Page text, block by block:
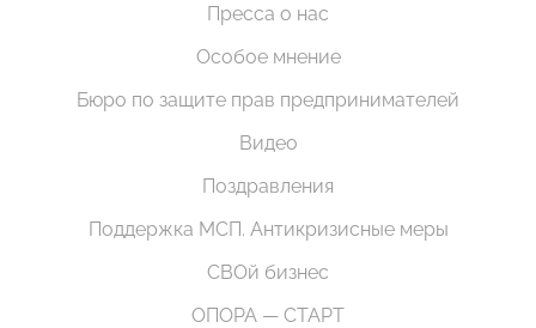
Пресса о нас
Особое мнение
Бюро по защите прав предпринимателей
Видео
Поздравления
Поддержка МСП. Антикризисные меры
СВОй бизнес
ОПОРА — СТАРТ